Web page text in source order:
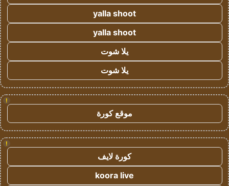
yalla shoot
yalla shoot
يلا شوت
يلا شوت
!
موقع كورة
!
كورة لايف
koora live